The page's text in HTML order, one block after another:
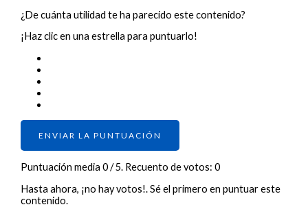
¿De cuánta utilidad te ha parecido este contenido?
¡Haz clic en una estrella para puntuarlo!
ENVIAR LA PUNTUACIÓN
Puntuación media0/ 5. Recuento de votos:0
Hasta ahora, ¡no hay votos!. Sé el primero en puntuar este
contenido.